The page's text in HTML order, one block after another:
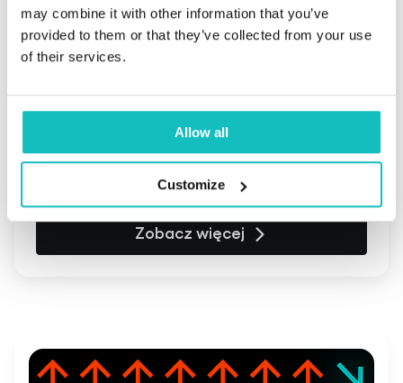
may combine it with other information that you’ve
provided to them or that they’ve collected from your use
of their services.
Allow all
Customize
November 4, 2025 | AI
Warsztaty w Bergen ujawniły lukę w
nadzorze nad AI
Zobacz więcej